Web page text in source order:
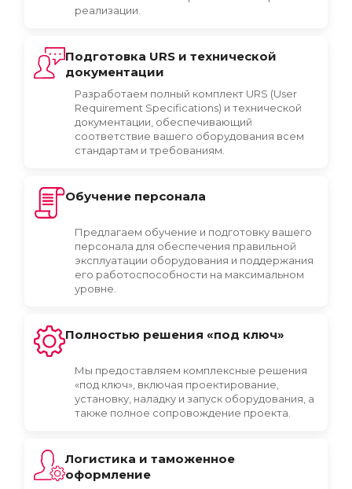
реализации.
Подготовка URS и технической
документации
Разработаем полный комплект URS (User
Requirement Specifications) и технической
документации, обеспечивающий
соответствие вашего оборудования всем
стандартам и требованиям.
Обучение персонала
Предлагаем обучение и подготовку вашего
персонала для обеспечения правильной
эксплуатации оборудования и поддержания
его работоспособности на максимальном
уровне.
Полностью решения «под ключ»
Мы предоставляем комплексные решения
«под ключ», включая проектирование,
установку, наладку и запуск оборудования, а
также полное сопровождение проекта.
Логистика и таможенное
оформление